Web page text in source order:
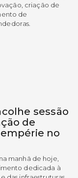
criação de
de
sessão
de
no
manhã de hoje,
dedicada à